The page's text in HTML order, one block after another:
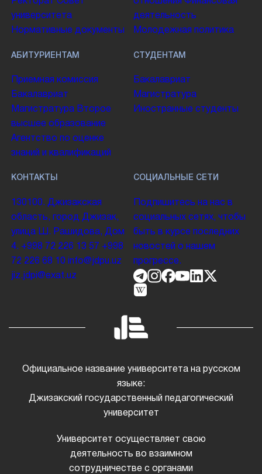
университета
Нормативные документы
деятельность
Молодежная политика
АБИТУРИЕНТАМ
Приемная комиссия
Бакалавриат
Магистратура Второе
высшее образование
Агентство по оценке
знаний и квалификаций
СТУДЕНТАМ
Бакалавриат
Магистратура
Иностранные студенты
КОНТАКТЫ
130100. Джизакская
область, город Джизак,
улица Ш. Рашидова, Дом
4. +998 72 226 13 57 +998
72 226 68 10 info@jdpu.uz
jiz.jdpi@exat.uz
СОЦИАЛЬНЫЕ СЕТИ
Подпишитесь на нас в
социальных сетях, чтобы
быть в курсе последних
новостей о нашем
прогрессе.
Официальное название университета на русском
языке:
Джизакский государственный педагогический
университет
Университет осуществляет свою
деятельность во взаимном
сотрудничестве с органами